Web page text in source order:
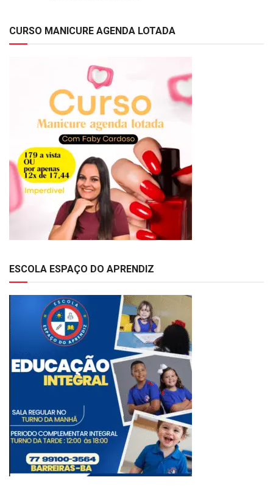
CURSO MANICURE AGENDA LOTADA
ESCOLA ESPAÇO DO APRENDIZ